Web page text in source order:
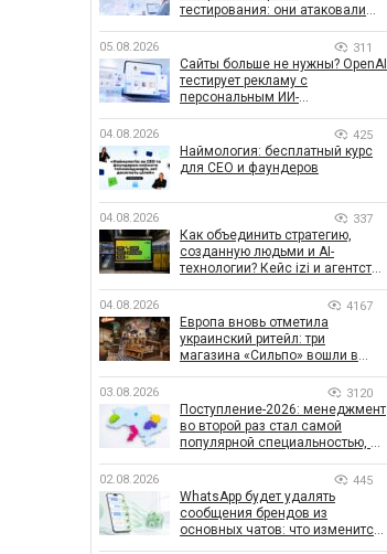
тестирования: они атаковали
05.08.2026 311
Сайты больше не нужны? OpenAI
тестирует рекламу с
персональным ИИ-
04.08.2026 425
Наймология: бесплатный курс
для CEO и фаундеров
04.08.2026 337
Как объединить стратегию,
созданную людьми и AI-
технологии? Кейс izi и агентства
04.08.2026 4167
Европа вновь отметила
украинский ритейл: три
магазина «Сильпо» вошли в
03.08.2026 3120
Поступление-2026: менеджмент
во второй раз стал самой
популярной специальностью, а
рекордным за последние 5 лет
02.08.2026 445
WhatsApp будет удалять
сообщения брендов из
основных чатов: что изменится